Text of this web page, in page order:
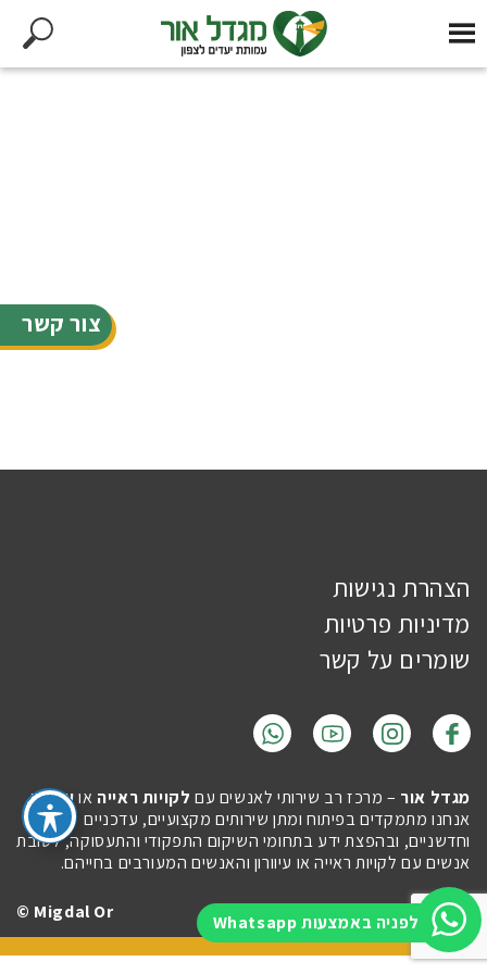
צור קשר
לפניה באמצעות Whatsapp
הצהרת נגישות
מדיניות פרטיות
שומרים על קשר
מגדל אור – מרכז רב שירותי לאנשים עם לקויות ראייה אועיוורון.
אנחנו מתמקדים בפיתוח ומתן שירותים מקצועיים, עדכניים
וחדשניים, ובהפצת ידע בתחומי השיקום התפקודי והתעסוקה, לטובת
אנשים עם לקויות ראייה או עיוורון והאנשים המעורבים בחייהם.
Imaginet
Migdal Or ©